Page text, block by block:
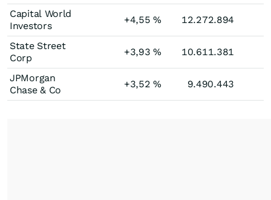
Capital World
Investors
+4,55% 12.272.894
State Street
Corp
+3,93% 10.611.381
JPMorgan
Chase & Co
+3,52% 9.490.443